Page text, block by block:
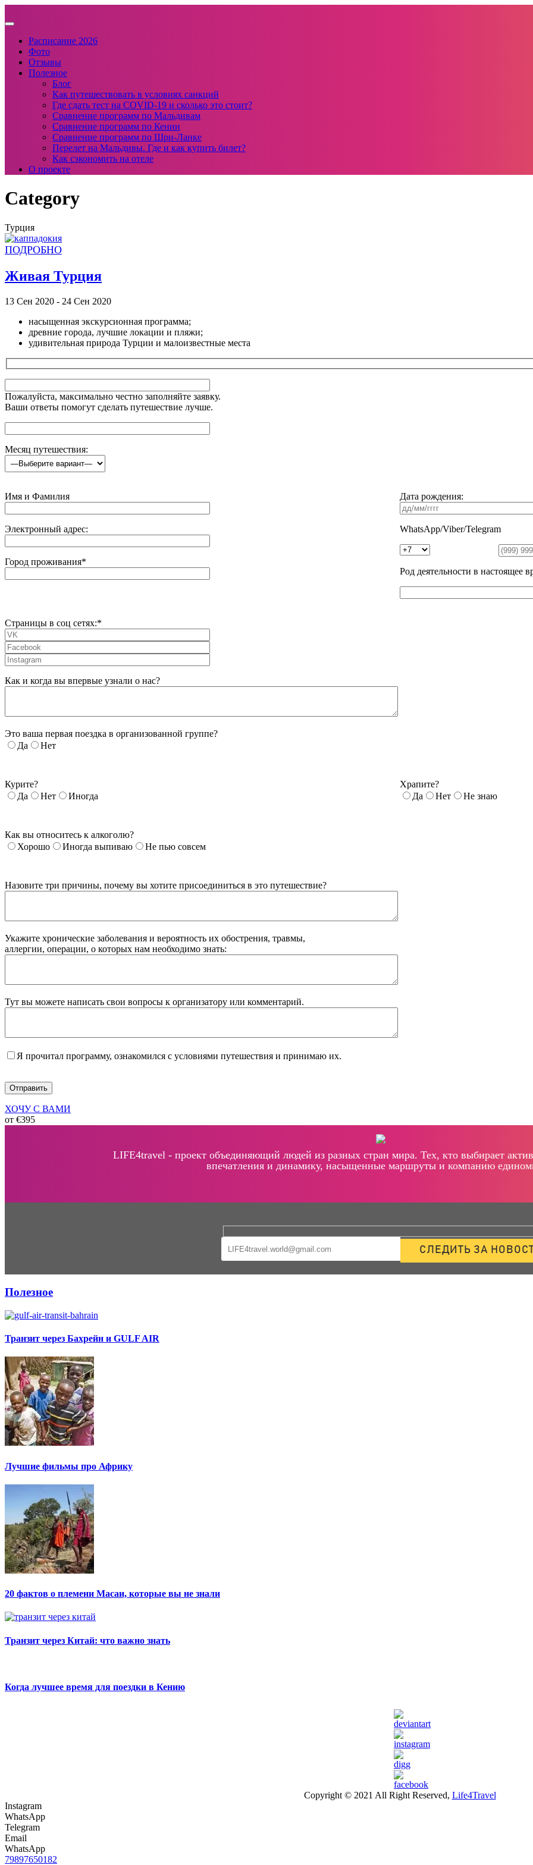
Расписание 2026
Фото
Отзывы
Полезное
Блог
Как путешествовать в условиях санкций
Где сдать тест на COVID-19 и сколько это стоит?
Сравнение программ по Мальдивам
Сравнение программ по Кении
Сравнение программ по Шри-Ланке
Перелет на Мальдивы. Где и как купить билет?
Как сэкономить на отеле
О проекте
Category
Турция
ПОДРОБНО
Живая Турция
13 Сен 2020 - 24 Сен 2020
насыщенная экскурсионная программа;
древние города, лучшие локации и пляжи;
удивительная природа Турции и малоизвестные места
Пожалуйста, максимально честно заполняйте заявку.
Ваши ответы помогут сделать путешествие лучше.
Месяц путешествия:
Имя и Фамилия
Электронный адрес:
Город проживания*
Дата рождения:
WhatsApp/Viber/Telegram
Род деятельности в настоящее
Страницы в соц сетях:*
Как и когда вы впервые узнали о нас?
Это ваша первая поездка в организованной группе?
Да
Нет
Храпите?
Да
Нет Не знаю
Курите?
Да
Нет Иногда
Как вы относитесь к алкоголю?
Хорошо
Иногда выпиваю Не пью совсем
Назовите три причины, почему вы хотите присоединиться в это путешествие?
Укажите хронические заболевания и вероятность их обострения, травмы,
аллергии, операции, о которых нам необходимо знать:
Тут вы можете написать свои вопросы к организатору или комментарий.
Я прочитал программу, ознакомился с условиями путешествия и принимаю их.
ХОЧУ С ВАМИ
от €395
LIFE4travel - проект объединяющий людей из разных стран мира. Тех, кто выбирает
впечатления и динамику, насыщенные маршруты и компанию
Полезное
Транзит через Бахрейн и GULF AIR
Лучшие фильмы про Африку
20 фактов о племени Масаи, которые вы не знали
Транзит через Китай: что важно знать
Когда лучшее время для поездки в Кению
Copyright © 2021 All Right Reserved, Life4Travel
Instagram
WhatsApp
Telegram
Email
WhatsApp
79897650182